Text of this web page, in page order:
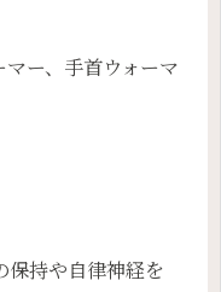
ー、手首ウォーマ
保持や自律神経を